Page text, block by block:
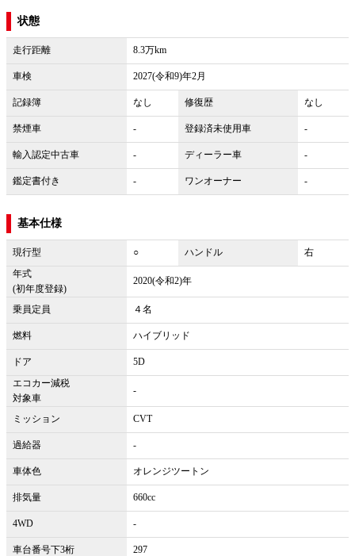
状態
走行距離 8.3万km
車検 2027(令和9)年2月
記録簿 なし 修復歴 なし
禁煙車 - 登録済未使用車 -
輸入認定中古車 - ディーラー車 -
鑑定書付き - ワンオーナー -
基本仕様
現行型 ○ ハンドル
右
年式
(初年度登録)
2020(令和2)年
乗員定員 ４名
燃料 ハイブリッド
ドア
5D
エコカー減税
対象車
-
ミッション CVT
過給器 -
車体色 オレンジツートン
排気量 660cc
4WD -
車台番号下3桁 297